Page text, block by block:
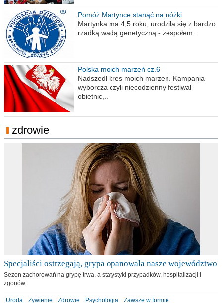
Pomóż Martynce stanąć na nóżki
Martynka ma 4,5 roku, urodziła się z bardzo
rzadką wadą genetyczną - zespołem..
Polska moich marzeń cz.6
Nadszedł kres moich marzeń. Kampania
wyborcza czyli niecodzienny festiwal
obietnic,..
zdrowie
Specjaliści ostrzegają, grypa opanowała nasze województwo
Sezon zachorowań na grypę trwa, a statystyki przypadków, hospitalizacji i
zgonów..
Uroda Żywienie Zdrowie Psychologia Zawsze w formie